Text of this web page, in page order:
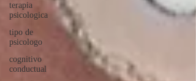
terapia
psicologica
tipo de
psicologo
cognitivo
conductual